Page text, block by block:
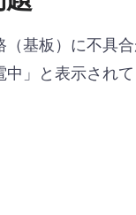
基板）に不具
」と表示され